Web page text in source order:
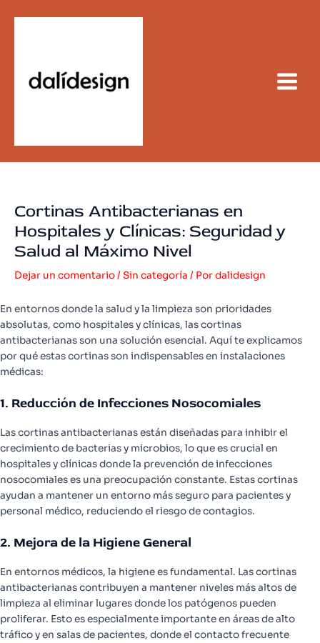
Main
Cortinas Antibacterianas en
Hospitales y Clínicas: Seguridad y
Salud al Máximo Nivel
Dejar un comentario/Sin categoría / Pordalidesign
En entornos donde la salud y la limpieza son prioridades
absolutas, como hospitales y clínicas, las cortinas
antibacterianas son una solución esencial. Aquí te explicamos
por qué estas cortinas son indispensables en instalaciones
médicas:
1. Reducción de Infecciones Nosocomiales
Las cortinas antibacterianas están diseñadas para inhibir el
crecimiento de bacterias y microbios, lo que es crucial en
hospitales y clínicas donde la prevención de infecciones
nosocomiales es una preocupación constante. Estas cortinas
ayudan a mantener un entorno más seguro para pacientes y
personal médico, reduciendo el riesgo de contagios.
2. Mejora de la Higiene General
En entornos médicos, la higiene es fundamental. Las cortinas
antibacterianas contribuyen a mantener niveles más altos de
limpieza al eliminar lugares donde los patógenos pueden
proliferar. Esto es especialmente importante en áreas de alto
tráfico y en salas de pacientes, donde el contacto frecuente